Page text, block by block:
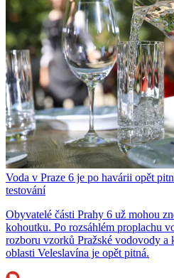
Voda v Praze 6 je po havárii opět
testování
Obyvatelé části Prahy 6 už mohou
kohoutku. Po rozsáhlém proplachu
rozboru vzorků Pražské vodovody a
oblasti Veleslavína je opět pitná.